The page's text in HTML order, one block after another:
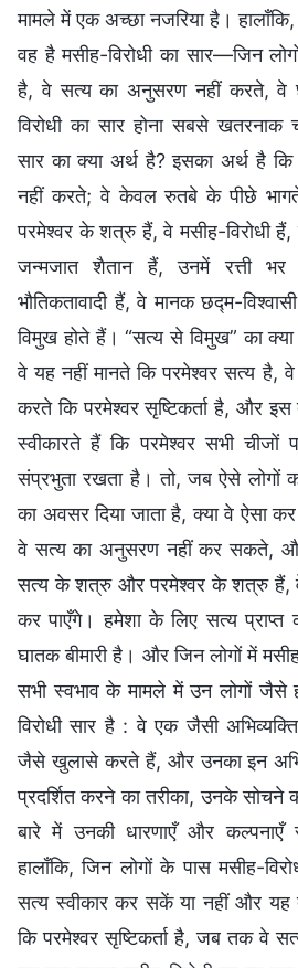
मामले में एक अच्छा नजरिया है।
वह है मसीह-विरोधी का सार—जिन
है, वे सत्य का अनुसरण नहीं करते, वे
विरोधी का सार होना सबसे खतरनाक
सार का क्या अर्थ है? इसका अर्थ है
नहीं करते; वे केवल रुतबे के पीछे
परमेश्वर के शत्रु हैं, वे मसीह-विरोधी
जन्मजात शैतान हैं, उनमें रत्ती भर
भौतिकतावादी हैं, वे मानक छद्म-
विमुख होते हैं। “सत्य से विमुख” का
वे यह नहीं मानते कि परमेश्वर सत्य है,
करते कि परमेश्वर सृष्टिकर्ता है, और
स्वीकारते हैं कि परमेश्वर सभी
संप्रभुता रखता है। तो, जब ऐसे
का अवसर दिया जाता है, क्या वे ऐसा
वे सत्य का अनुसरण नहीं कर सकते,
सत्य के शत्रु और परमेश्वर के शत्रु हैं, वे
कर पाएँगे। हमेशा के लिए सत्य
घातक बीमारी है। और जिन लोगों में
सभी स्वभाव के मामले में उन लोगों जैसे
विरोधी सार है : वे एक जैसी
जैसे खुलासे करते हैं, और उनका इन
प्रदर्शित करने का तरीका, उनके सोचने
बारे में उनकी धारणाएँ और कल्पनाएँ
हालाँकि, जिन लोगों के पास मसीह-
सत्य स्वीकार कर सकें या नहीं और यह
कि परमेश्वर सृष्टिकर्ता है, जब तक वे